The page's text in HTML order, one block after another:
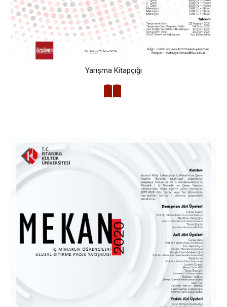
Yarışma Kitapçığı